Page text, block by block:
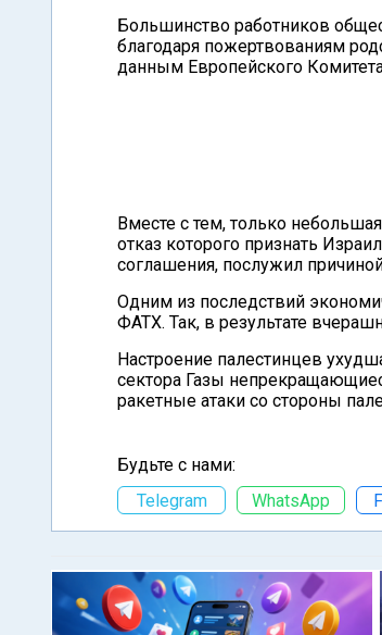
Большинство работников
благодаря пожертвованиям
данным Европейского
Вместе с тем, только
отказ которого признать
соглашения, послужил
Одним из последствий
ФАТХ. Так, в результате
Настроение палестинцев
сектора Газы
ракетные атаки со стороны
Будьте с нами:
Telegram
WhatsApp